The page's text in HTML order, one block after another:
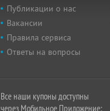
Публикации о нас
Вакансии
Правила сервиса
Ответы на вопросы
Все наши купоны доступны
через Мобильное Приложение: